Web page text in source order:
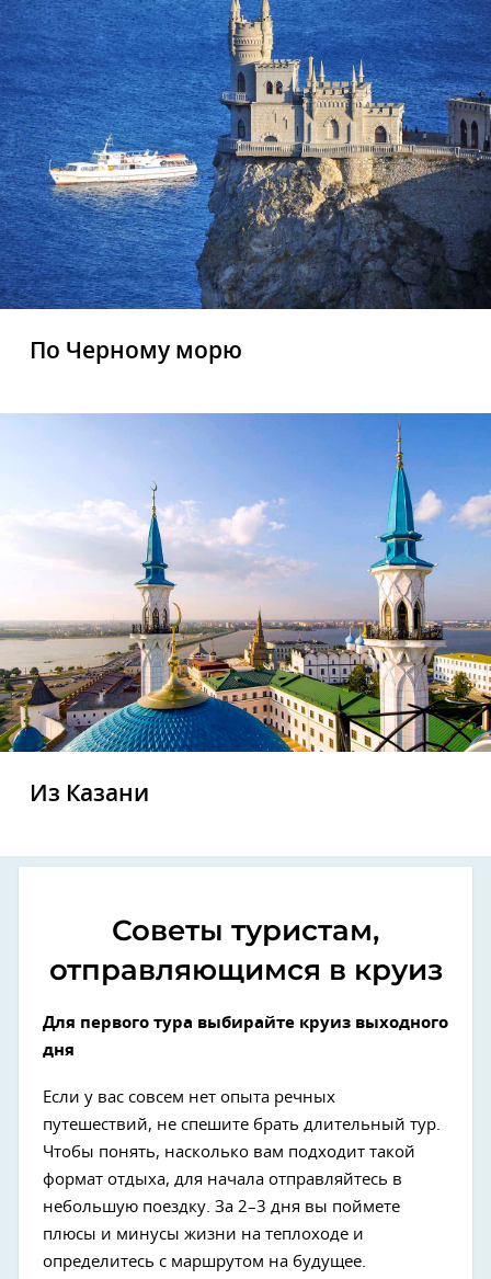
По Черному морю
Из Казани
Советы туристам,
отправляющимся в круиз
Для первого тура выбирайте круиз выходного
дня
Если у вас совсем нет опыта речных
путешествий, не спешите брать длительный тур.
Чтобы понять, насколько вам подходит такой
формат отдыха, для начала отправляйтесь в
небольшую поездку. За 2–3 дня вы поймете
плюсы и минусы жизни на теплоходе и
определитесь с маршрутом на будущее.